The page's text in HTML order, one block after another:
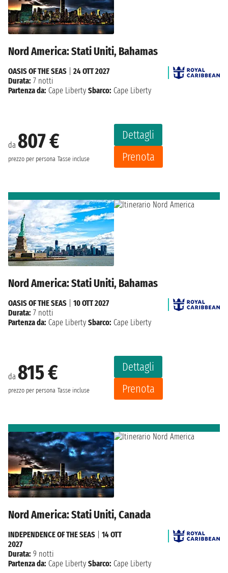
Nord America: Stati Uniti, Bahamas
da 807 €
prezzo per persona Tasse incluse
Dettagli
Prenota
OASIS OF THE SEAS
24 OTT 2027
Durata: 7 notti
Partenza da: Cape Liberty Sbarco: Cape Liberty
Nord America: Stati Uniti, Bahamas
da 815 €
prezzo per persona Tasse incluse
Dettagli
Prenota
OASIS OF THE SEAS
10 OTT 2027
Durata: 7 notti
Partenza da: Cape Liberty Sbarco: Cape Liberty
Nord America: Stati Uniti, Canada
INDEPENDENCE OF THE SEAS
14 OTT
2027
Durata: 9 notti
Partenza da: Cape Liberty Sbarco: Cape Liberty